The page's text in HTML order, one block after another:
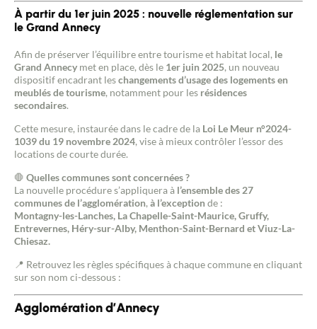
À partir du 1er juin 2025 : nouvelle réglementation sur
le Grand Annecy
Afin de préserver l’équilibre entre tourisme et habitat local, le
Grand Annecy met en place, dès le 1er juin 2025, un nouveau
dispositif encadrant leschangements d’usage des logements en
meublés de tourisme, notamment pour les résidences
secondaires.
Cette mesure, instaurée dans le cadre de la Loi Le Meur n°2024-
1039 du 19 novembre 2024, vise à mieux contrôler l’essor des
locations de courte durée.
🛑 Quelles communes sont concernées ?
La nouvelle procédure s’appliquera à l’ensemble des 27
communes de l’agglomération, à l’exception de :
Montagny-les-Lanches, La Chapelle-Saint-Maurice, Gruffy,
Entrevernes, Héry-sur-Alby, Menthon-Saint-Bernard et Viuz-La-
Chiesaz.
📍 Retrouvez les règles spécifiques à chaque commune en cliquant
sur son nom ci-dessous :
Agglomération d’Annecy